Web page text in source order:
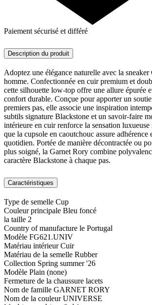
Paiement sécurisé et différé
Description du produit
Adoptez une élégance naturelle avec la
homme. Confectionnée en cuir premium et
cette silhouette low-top offre une allure épurée
confort durable. Conçue pour apporter un
premiers pas, elle associe une inspiration
subtils signature Blackstone et un savoir-faire
intérieure en cuir renforce la sensation luxueuse
que la cupsole en caoutchouc assure adhérence
quotidien. Portée de manière décontractée ou
plus soigné, la Garnet Rory combine
caractère Blackstone à chaque pas.
Caractéristiques
Type de semelle Cup
Couleur principale Bleu foncé
la taille 2
Country of manufacture le Portugal
Modèle FG621.UNIV
Matériau intérieurCuir
Matériau de la semelle Rubber
Collection Spring summer '26
Modèle Plain (none)
Fermeture de la chaussure lacets
Nom de famille GARNET RORY
Nom de la couleurUNIVERSE